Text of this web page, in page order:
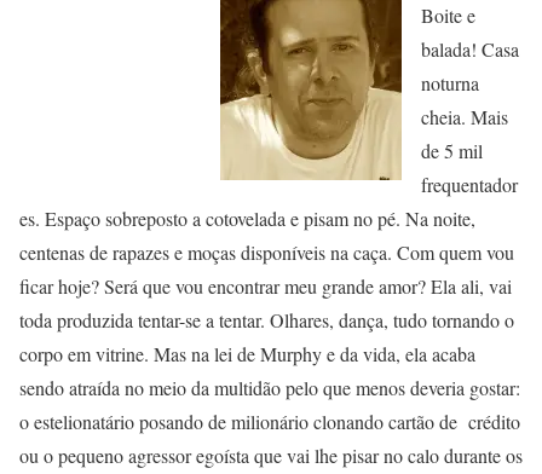
Boite e
balada! Casa
noturna
cheia. Mais
de 5 mil
frequentador
es. Espaço sobreposto a cotovelada e pisam no pé. Na noite,
centenas de rapazes e moças disponíveis na caça. Com quem vou
ficar hoje? Será que vou encontrar meu grande amor? Ela ali, vai
toda produzida tentar-se a tentar. Olhares, dança, tudo tornando o
corpo em vitrine. Mas na lei de Murphy e da vida, ela acaba
sendo atraída no meio da multidão pelo que menos deveria gostar:
o estelionatário posando de milionário clonando cartão de crédito
ou o pequeno agressor egoísta que vai lhe pisar no calo durante os